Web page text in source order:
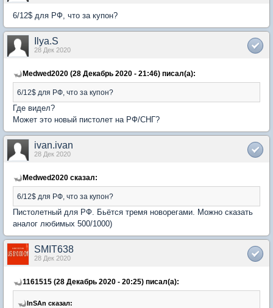
6/12$ для РФ, что за купон?
Ilya.S
28 Дек 2020
Medwed2020 (28 Декабрь 2020 - 21:46) писал(а):
6/12$ для РФ, что за купон?
Где видел?
Может это новый пистолет на РФ/СНГ?
ivan.ivan
28 Дек 2020
Medwed2020 сказал:
6/12$ для РФ, что за купон?
Пистолетный для РФ. Бьётся тремя новорегами. Можно сказать
аналог любимых 500/1000)
SMIT638
28 Дек 2020
1161515 (28 Декабрь 2020 - 20:25) писал(а):
InSAn сказал: